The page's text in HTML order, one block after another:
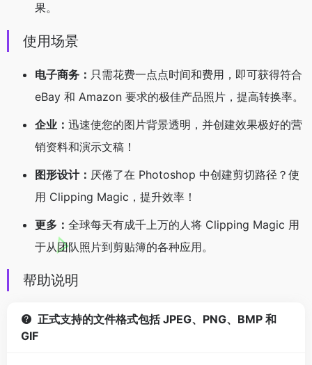
果。
使用场景
电子商务： 只需花费一点点时间和费用，即可获得符合
eBay 和 Amazon 要求的极佳产品照片，提高转换率。
企业： 迅速使您的图片背景透明，并创建效果极好的营
销资料和演示文稿！
图形设计： 厌倦了在 Photoshop 中创建剪切路径？使
用 Clipping Magic，提升效率！
更多： 全球每天有成千上万的人将 Clipping Magic 用
于从团队照片到剪贴簿的各种应用。
帮助说明
正式支持的文件格式包括 JPEG、PNG、BMP 和
GIF